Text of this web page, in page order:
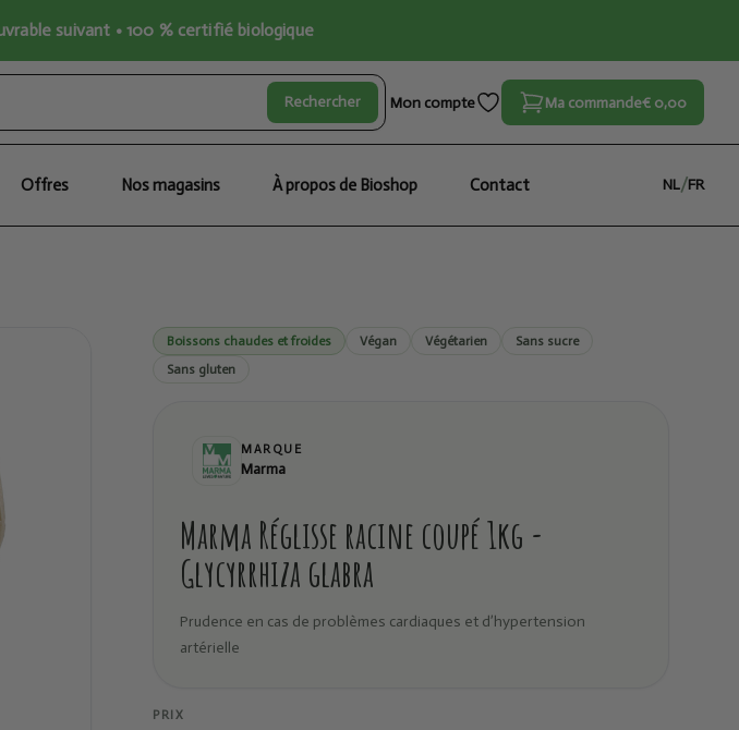
suivant • 100 % certifié biologique
Rechercher Mon compte Ma commande€ 0,00
Offres Nos magasins À propos de Bioshop Contact NL/FR
Boissons chaudes et froides Végan Végétarien
Sans sucre
Sans gluten
MARQUE
Marma
Marma Réglisse racine coupé 1kg -
Glycyrrhiza glabra
Prudence en cas de problèmes cardiaques et d’hypertension
artérielle
PRIX